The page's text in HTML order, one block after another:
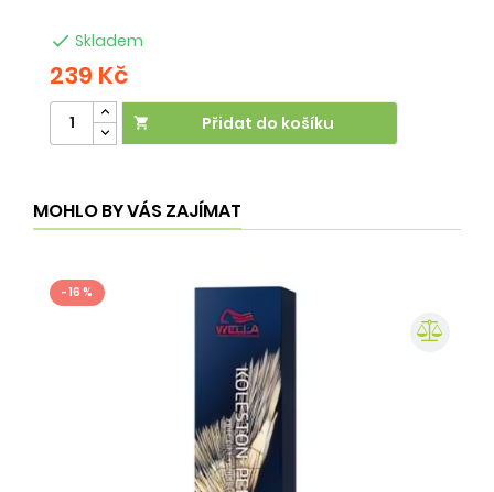
 Skladem
239 Kč
 Přidat do košíku
MOHLO BY VÁS ZAJÍMAT
- 16 %